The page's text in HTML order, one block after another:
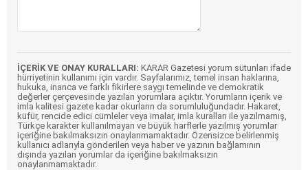
İÇERİK VE ONAY KURALLARI: KARAR Gazetesi yorum sütunları ifade
hürriyetinin kullanımı için vardır. Sayfalarımız, temel insan haklarına,
hukuka, inanca ve farklı fikirlere saygı temelinde ve demokratik
değerler çerçevesinde yazılan yorumlara açıktır. Yorumların içerik ve
imla kalitesi gazete kadar okurların da sorumluluğundadır. Hakaret,
küfür, rencide edici cümleler veya imalar, imla kuralları ile yazılmamış,
Türkçe karakter kullanılmayan ve büyük harflerle yazılmış yorumlar
içeriğine bakılmaksızın onaylanmamaktadır. Özensizce belirlenmiş
kullanıcı adlarıyla gönderilen veya haber ve yazının bağlamının
dışında yazılan yorumlar da içeriğine bakılmaksızın
onaylanmamaktadır.